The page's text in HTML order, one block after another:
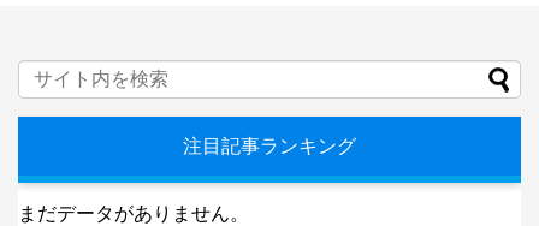
注目記事ランキング
まだデータがありません。